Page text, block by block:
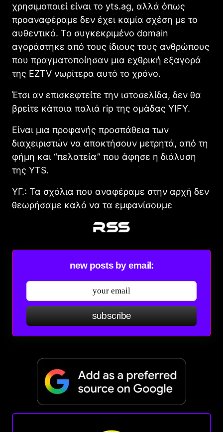
χρησιμοποιεί είναι το yts.ag, αλλά όπως
προαναφέραμε δεν έχει καμία σχέση με το
αυθεντικό. Το συγκεκριμένο domain
αγοράστηκε από τους ίδιους τους ανθρώπους
που πραγματοποίησαν μια εχθρική εξαγορά
της EZTV νωρίτερα αυτό το χρόνο.
Έτσι αν επισκεφτείτε την ιστοσελίδα, δεν θα
βρείτε κάποια παλιά rip της ομάδας YIFY.
Είναι μια προφανής προσπάθεια των
διαχειριστών να αποκτήσουν μετρητά, από τη
φήμη και “πελατεία” που άφησε η διάλυση
της ΥTS.
ΥΓ.: Τα σχόλια που αναφέραμε στην αρχή δεν
θεωρήσαμε καλό να τα εμφανίσουμε
new posts by email:
subscribe